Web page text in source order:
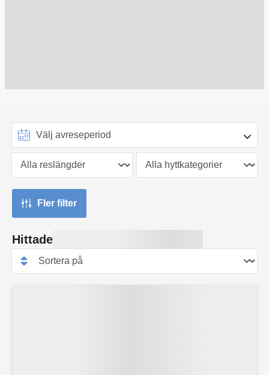
Fler filter
Hittade